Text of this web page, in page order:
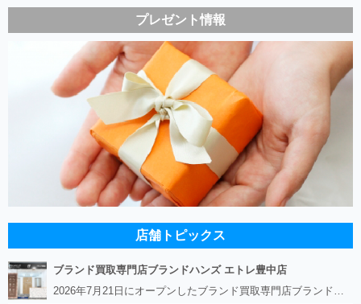
プレゼント情報
店舗トピックス
ブランド買取専門店ブランドハンズ エトレ豊中店
2026年7月21日にオープンしたブランド買取専門店ブランドハンズ エトレ豊中店です。 阪急豊中駅直結のショッピングモール エトレとよなかの１階に店舗がございます。 金・貴金属、ブランド品、時計、宝石などその他ブランド食器や美容機器、ブランド香水や化粧品などの取り扱いもございます。 熟練の鑑定士が親切・丁寧に接客、査定をさせていただきます。 査定だけでもOK。お気軽にご来店下さいませ！